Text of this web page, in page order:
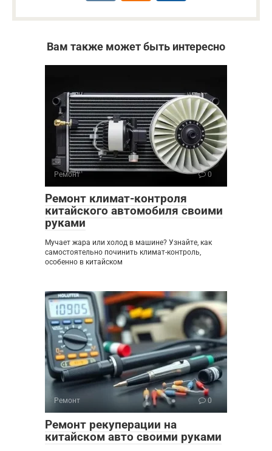
Вам также может быть интересно
Ремонт 0
Ремонт климат-контроля
китайского автомобиля своими
руками
Мучает жара или холод в машине? Узнайте, как
самостоятельно починить климат-контроль,
особенно в китайском
Ремонт 0
Ремонт рекуперации на
китайском авто своими руками